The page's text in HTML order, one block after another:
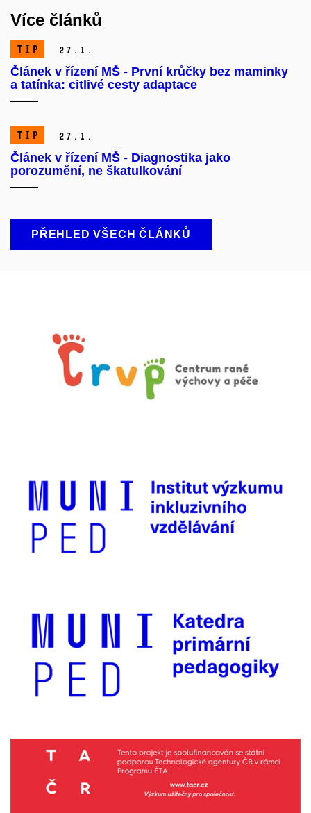
Více článků
TIP 27. 1.
Článek v řízení MŠ - První krůčky bez maminky
a tatínka: citlivé cesty adaptace
TIP 27. 1.
Článek v řízení MŠ - Diagnostika jako
porozumění, ne škatulkování
PŘEHLED VŠECH ČLÁNKŮ